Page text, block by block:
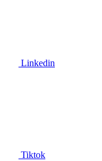
Linkedin
Tiktok